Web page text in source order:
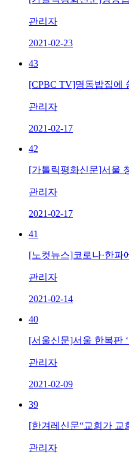
관리자
2021-02-23
43
[CPBC TV]명동밥집에
관리자
2021-02-17
42
[가톨릭평화신문]서울
관리자
2021-02-17
41
[노컷뉴스]코로나·한
관리자
2021-02-14
40
[서울신문]서울 한복판
관리자
2021-02-09
39
[한겨레신문“교회가 교
관리자